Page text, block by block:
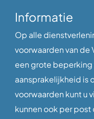
Informatie
Op alle
voorwaarden van de
een grote beperking
aansprakelijkheid is
voorwaarden kunt u
kunnen ook per post